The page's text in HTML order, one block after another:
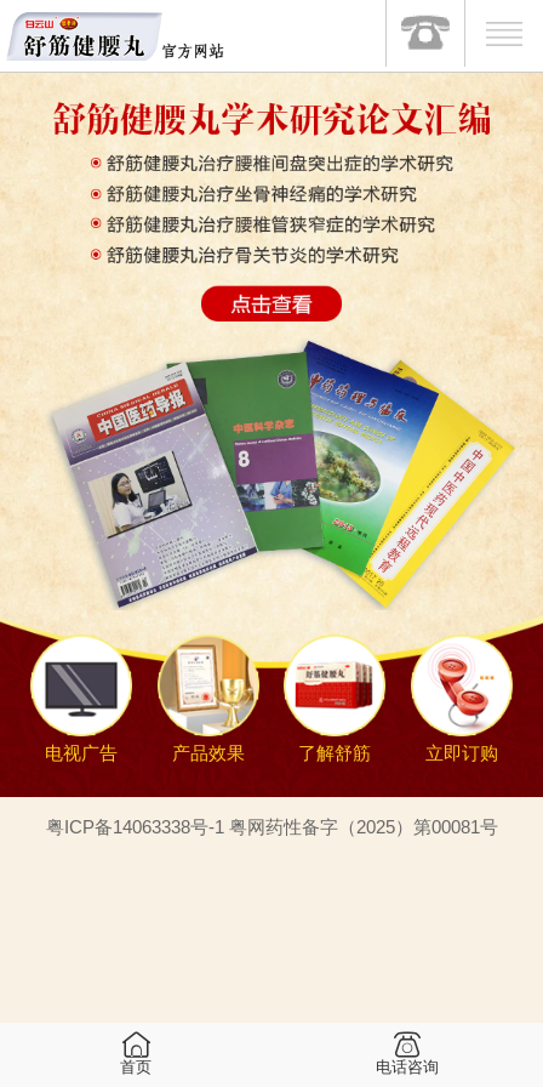
电视广告 产品效果 了解舒筋 立即订购
粤ICP备14063338号-1 粤网药性备字（2025）第00081号
首页 电话咨询